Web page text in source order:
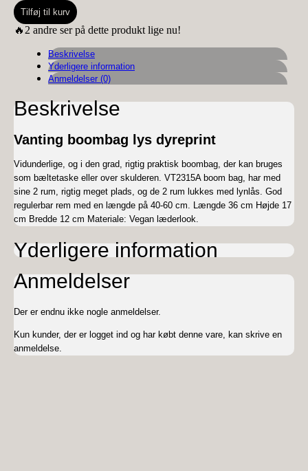
boombag
lys
dyreprint
Tilføj til kurv
🔥2 andre ser på dette produkt lige nu!
Beskrivelse
Yderligere information
Anmeldelser (0)
Beskrivelse
Vanting boombag lys dyreprint
Vidunderlige, og i den grad, rigtig praktisk boombag, der kan bruges
som bæltetaske eller over skulderen. VT2315A boom bag, har med
sine 2 rum, rigtig meget plads, og de 2 rum lukkes med lynlås. God
regulerbar rem med en længde på 40-60 cm. Længde 36 cm Højde 17
cm Bredde 12 cm Materiale: Vegan læderlook.
Yderligere information
Anmeldelser
Der er endnu ikke nogle anmeldelser.
Kun kunder, der er logget ind og har købt denne vare, kan skrive en
anmeldelse.